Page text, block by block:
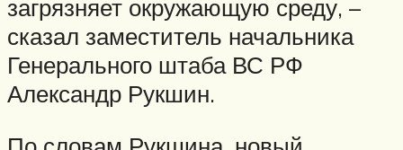
загрязняет окружающую среду, –
сказал заместитель начальника
Генерального штаба ВС РФ
Александр Рукшин.